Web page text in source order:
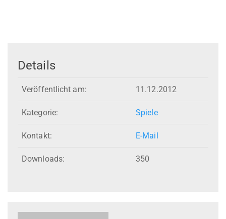
Details
Veröffentlicht am: 11.12.2012
Kategorie: Spiele
Kontakt: E-Mail
Downloads: 350